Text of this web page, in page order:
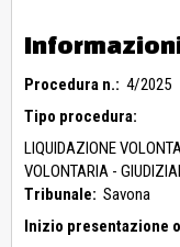
Procedura n.: 4/2025
Tipo procedura:
LIQUIDAZIONE
VOLONTARIA -
Tribunale: Savona
Inizio presentazione